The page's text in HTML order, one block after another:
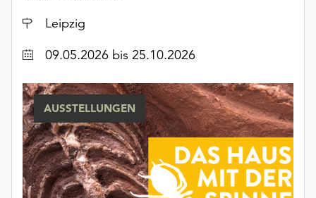
die
über
Schaltfläche
„Auswählen“.
Weitere
Informationen
finden
Sie
Ort
Leipzig
Datum09.05.2026 bis 25.10.2026
AUSSTELLUNGEN